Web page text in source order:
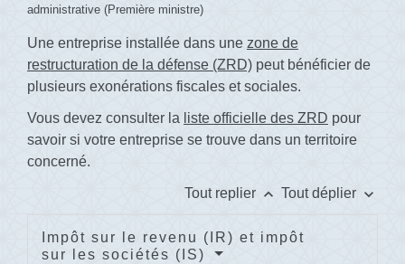
administrative (Première ministre)
Une entreprise installée dans une zone de
restructuration de la défense (ZRD) peut bénéficier de
plusieurs exonérations fiscales et sociales.
Vous devez consulter la liste officielle des ZRD pour
savoir si votre entreprise se trouve dans un territoire
concerné.
Tout replier keyboard_arrow_up Tout déplier keyboard_arrow_down
Impôt sur le revenu (IR) et impôt
sur les sociétés (IS)